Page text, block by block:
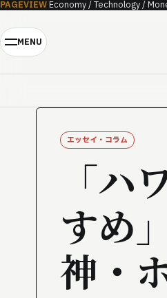
Skip to content
PAGEVIEWEconomy / Technology /
MENU
エッセイ・コラム
「
すめ
神・